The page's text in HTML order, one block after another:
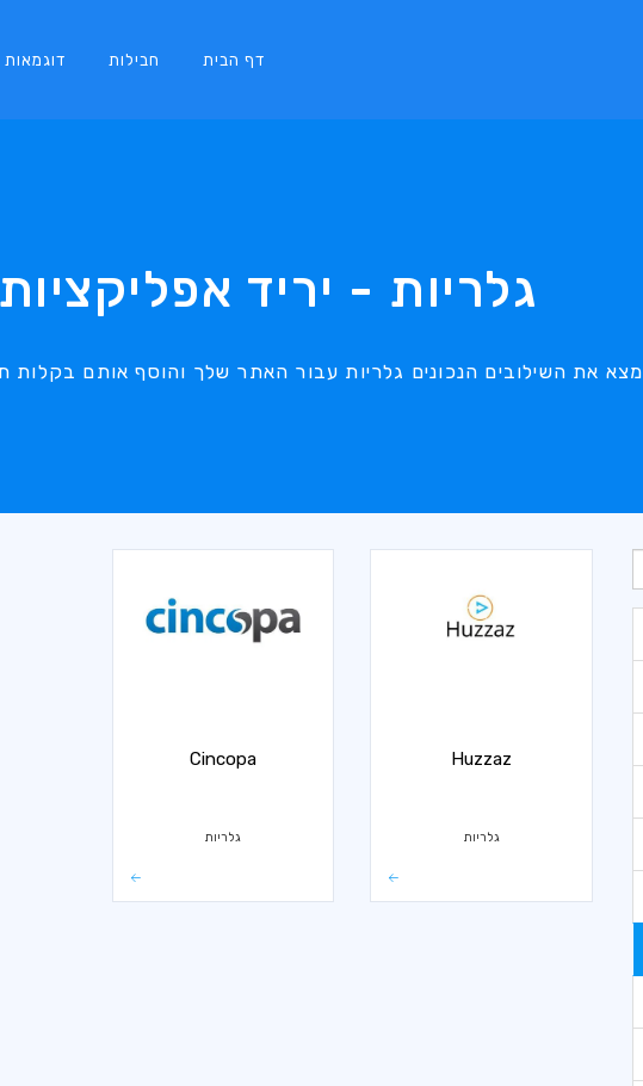
דף הבית חבילות דוגמאות
גלריות - יריד
מצא את השילובים הנכונים גלריות עבור האתר שלך והוסף אותם בקלות
Huzzaz
גלריות
Cincopa
גלריות